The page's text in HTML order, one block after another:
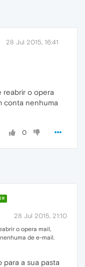
28 Jul 2015, 16:41
reabrir o opera
conta nenhuma
0
28 Jul 2015, 21:10
o opera mail,
de e-mail.
a sua pasta